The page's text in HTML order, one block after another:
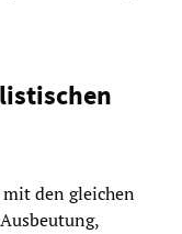
den gleichen